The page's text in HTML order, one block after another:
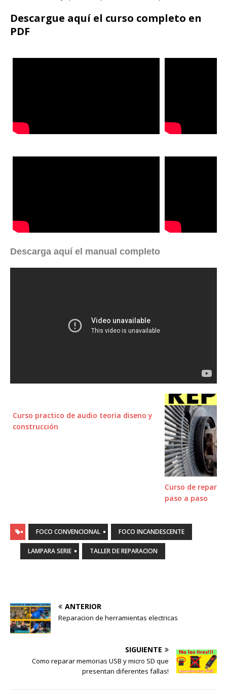
Descargue aquí el curso completo en
PDF
Descarga aquí el manual completo
Curso practico de audio teoria diseno y
construcción
Curso de
paso a paso
FOCO CONVENCIONAL FOCO INCANDESCENTE
LAMPARA SERIE TALLER DE REPARACION
ANTERIOR
Reparacion de herramientas electricas
SIGUIENTE
Como reparar memorias USB y micro SD que
presentan diferentes fallas!